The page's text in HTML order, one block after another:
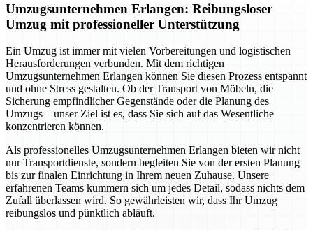
Umzugsunternehmen Erlangen: Reibungsloser
Umzug mit professioneller Unterstützung
Ein Umzug ist immer mit vielen Vorbereitungen und logistischen
Herausforderungen verbunden. Mit dem richtigen
Umzugsunternehmen Erlangen können Sie diesen Prozess entspannt
und ohne Stress gestalten. Ob der Transport von Möbeln, die
Sicherung empfindlicher Gegenstände oder die Planung des
Umzugs – unser Ziel ist es, dass Sie sich auf das Wesentliche
konzentrieren können.
Als professionelles Umzugsunternehmen Erlangen bieten wir nicht
nur Transportdienste, sondern begleiten Sie von der ersten Planung
bis zur finalen Einrichtung in Ihrem neuen Zuhause. Unsere
erfahrenen Teams kümmern sich um jedes Detail, sodass nichts dem
Zufall überlassen wird. So gewährleisten wir, dass Ihr Umzug
reibungslos und pünktlich abläuft.